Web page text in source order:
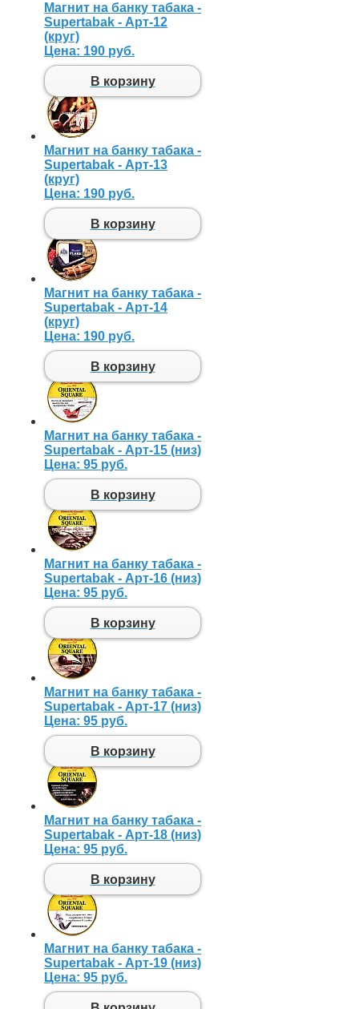
Магнит на банку табака -
Supertabak - Арт-12
(круг)
Цена: 190 руб.
В корзину
Магнит на банку табака -
Supertabak - Арт-13
(круг)
Цена: 190 руб.
В корзину
Магнит на банку табака -
Supertabak - Арт-14
(круг)
Цена: 190 руб.
В корзину
Магнит на банку табака -
Supertabak - Арт-15 (низ)
Цена: 95 руб.
В корзину
Магнит на банку табака -
Supertabak - Арт-16 (низ)
Цена: 95 руб.
В корзину
Магнит на банку табака -
Supertabak - Арт-17 (низ)
Цена: 95 руб.
В корзину
Магнит на банку табака -
Supertabak - Арт-18 (низ)
Цена: 95 руб.
В корзину
Магнит на банку табака -
Supertabak - Арт-19 (низ)
Цена: 95 руб.